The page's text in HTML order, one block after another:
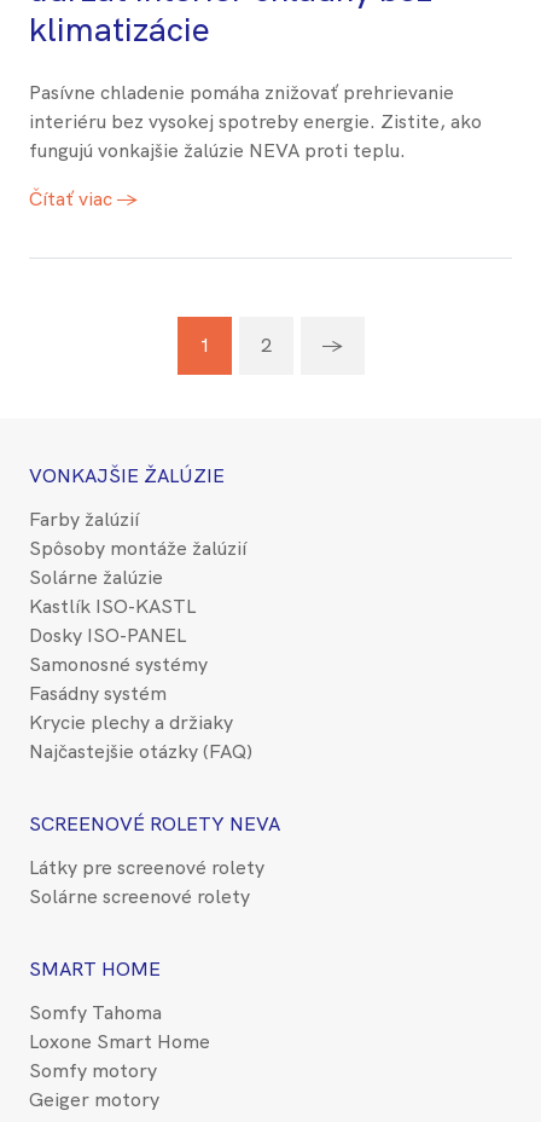
klimatizácie
Pasívne chladenie pomáha znižovať prehrievanie
interiéru bez vysokej spotreby energie. Zistite, ako
fungujú vonkajšie žalúzie NEVA proti teplu.
Čítať viac →
1 2 →
VONKAJŠIE ŽALÚZIE
Farby žalúzií
Spôsoby montáže žalúzií
Solárne žalúzie
Kastlík ISO-KASTL
Dosky ISO-PANEL
Samonosné systémy
Fasádny systém
Krycie plechy a držiaky
Najčastejšie otázky (FAQ)
SCREENOVÉ ROLETY NEVA
Látky pre screenové rolety
Solárne screenové rolety
SMART HOME
Somfy Tahoma
Loxone Smart Home
Somfy motory
Geiger motory